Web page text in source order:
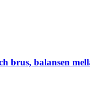
brus, balansen